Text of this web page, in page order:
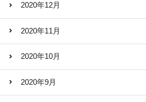
2020年12月
2020年11月
2020年10月
2020年9月